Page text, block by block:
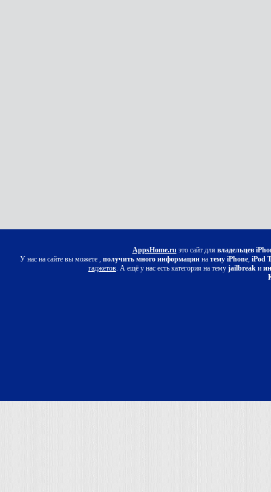
AppsHome.ruэто сайт для владельцев
У нас на сайте вы можете , получить много информациина тему iPhone,iPod
гаджетов. А ещё у нас есть категория на тему jailbreak и